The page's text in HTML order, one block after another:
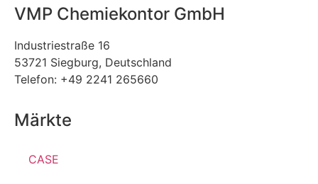
VMP Chemiekontor GmbH
Industriestraße 16
53721 Siegburg, Deutschland
Telefon: +49 2241 265660
Märkte
CASE